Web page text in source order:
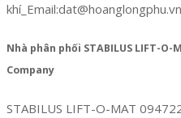
khí_Email:dat@hoanglongphu.vn
Nhà phân phối STABILUS LIFT-
Company
STABILUS LIFT-O-MAT